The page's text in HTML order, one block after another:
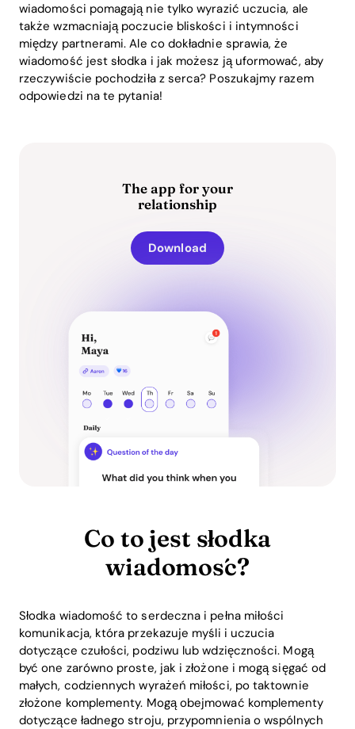
wiadomości pomagają nie tylko wyrazić uczucia, ale
także wzmacniają poczucie bliskości i intymności
między partnerami. Ale co dokładnie sprawia, że
wiadomość jest słodka i jak możesz ją uformować, aby
rzeczywiście pochodziła z serca? Poszukajmy razem
odpowiedzi na te pytania!
The app for your
relationship
Download
Co to jest słodka
wiadomość?
Słodka wiadomość to serdeczna i pełna miłości
komunikacja, która przekazuje myśli i uczucia
dotyczące czułości, podziwu lub wdzięczności. Mogą
być one zarówno proste, jak i złożone i mogą sięgać od
małych, codziennych wyrażeń miłości, po taktownie
złożone komplementy. Mogą obejmować komplementy
dotyczące ładnego stroju, przypomnienia o wspólnych